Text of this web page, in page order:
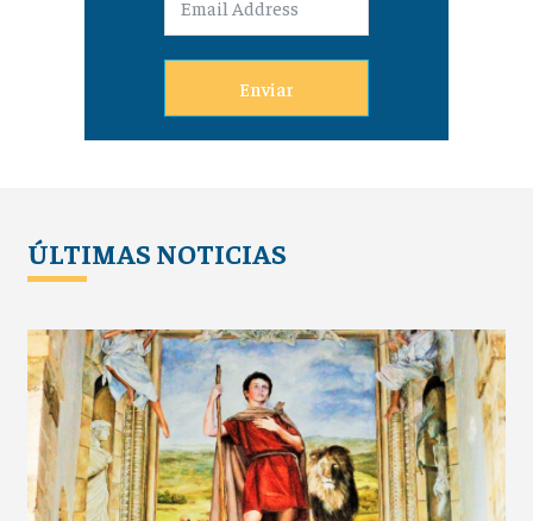
Enviar
ÚLTIMAS NOTICIAS